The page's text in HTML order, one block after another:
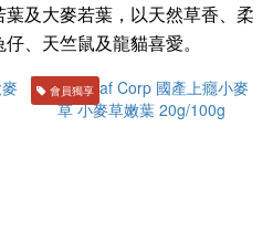
及大麥若葉，以天然草香、柔
、天竺鼠及龍貓喜愛。
會員獨享